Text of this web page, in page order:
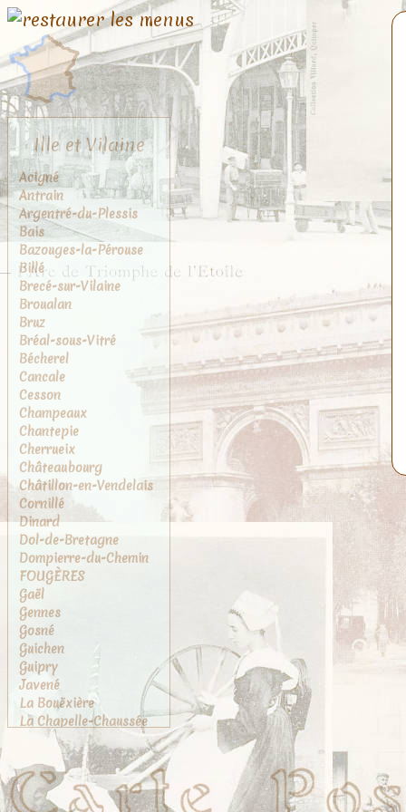
Ille et Vilaine
Acigné
Antrain
Argentré-du-Plessis
Bais
Bazouges-la-Pérouse
Billé
Brecé-sur-Vilaine
Broualan
Bruz
Bréal-sous-Vitré
Bécherel
Cancale
Cesson
Champeaux
Chantepie
Cherrueix
Châteaubourg
Châtillon-en-Vendelais
Cornillé
Dinard
Dol-de-Bretagne
Dompierre-du-Chemin
FOUGÈRES
Gaël
Gennes
Gosné
Guichen
Guipry
Javené
La Bouëxière
La Chapelle-Chaussée
La Chapelle-des-
Fougeretz
La Gouesnière
La Rance